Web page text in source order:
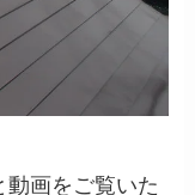
画をご覧いた